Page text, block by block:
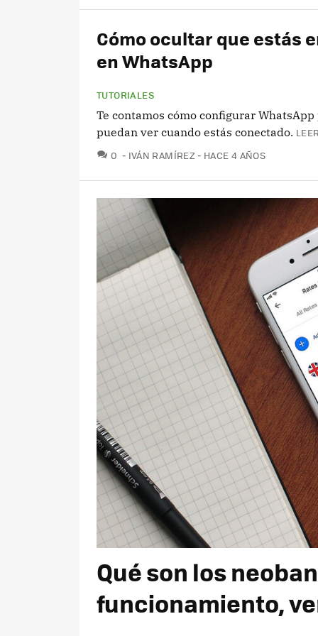
Cómo ocultar que estás
en WhatsApp
TUTORIALES
Te contamos cómo configurar
puedan ver cuando estás conectado.
0 COMENTARIOS
IVÁN RAMÍREZ HACE 4 AÑOS
Qué son los
funcionamiento,